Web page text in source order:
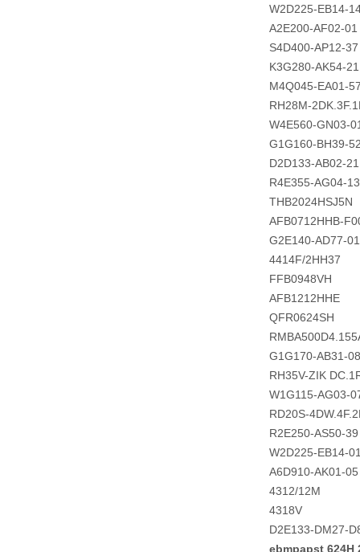
W2D225-EB14-
A2E200-AF02-01
S4D400-AP12-37
K3G280-AK54-21
M4Q045-EA01-
RH28M-
W4E560-GN03-
G1G160-BH39-
D2D133-AB02-21
R4E355-AG04-13
THB2024HSJ5N
AFB0712HHB-
G2E140-AD77-01
4414F/2HH37
FFB0948VH
AFB1212HHE
QFR0624SH
G1G170-AB31-08
RH35V-ZIK
W1G115-AG03-
RD20S-
R2E250-AS50-39
W2D225-EB14-
A6D910-AK01-05
4312/12M
4318V
D2E133-DM27-
ebmpapst 624H